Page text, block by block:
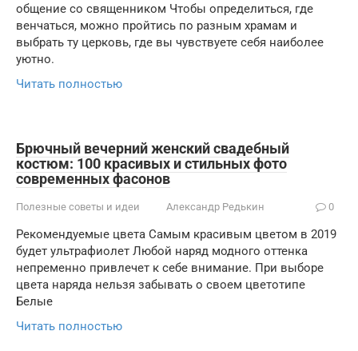
общение со священником Чтобы определиться, где
венчаться, можно пройтись по разным храмам и
выбрать ту церковь, где вы чувствуете себя наиболее
уютно.
Читать полностью
Брючный вечерний женский свадебный
костюм: 100 красивых и стильных фото
современных фасонов
Полезные советы и идеи Александр Редькин 0
Рекомендуемые цвета Самым красивым цветом в 2019
будет ультрафиолет Любой наряд модного оттенка
непременно привлечет к себе внимание. При выборе
цвета наряда нельзя забывать о своем цветотипе
Белые
Читать полностью